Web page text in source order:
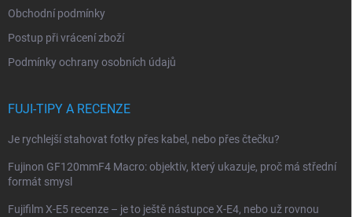
Obchodní podmínky
Postup při vrácení zboží
Podmínky ochrany osobních údajů
FUJI-TIPY A RECENZE
Je rychlejší stahovat fotky přes kabel, nebo přes čtečku?
Fujinon GF120mmF4 Macro: objektiv, který ukazuje, proč má střední
formát smysl
Fujifilm X-E5 recenze – je to ještě nástupce X-E4, nebo už rovnou